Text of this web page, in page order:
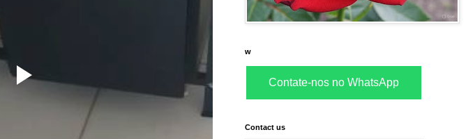
w
Contate-nos no WhatsApp
Contact us